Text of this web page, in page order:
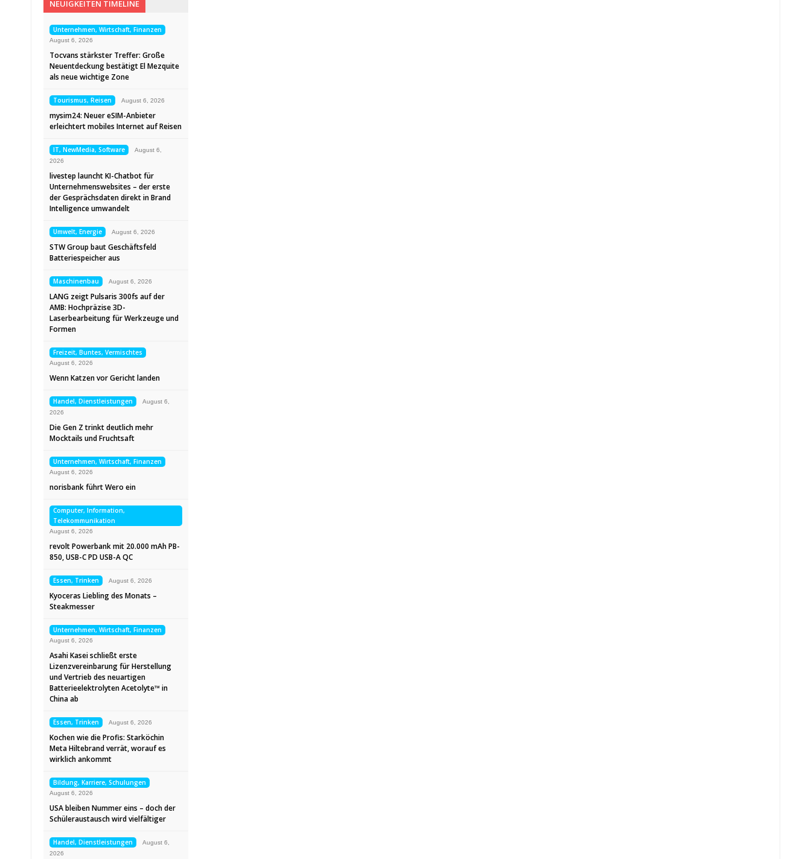
NEUIGKEITEN TIMELINE
Unternehmen, Wirtschaft, Finanzen
August 6, 2026
Tocvans stärkster Treffer: Große
Neuentdeckung bestätigt El Mezquite
als neue wichtige Zone
Tourismus, Reisen August 6, 2026
mysim24: Neuer eSIM-Anbieter
erleichtert mobiles Internet auf Reisen
IT, NewMedia, Software
August 6,
2026
livestep launcht KI-Chatbot für
Unternehmenswebsites – der erste
der Gesprächsdaten direkt in Brand
Intelligence umwandelt
Umwelt, Energie August 6, 2026
STW Group baut Geschäftsfeld
Batteriespeicher aus
Maschinenbau August 6, 2026
LANG zeigt Pulsaris 300fs auf der
AMB: Hochpräzise 3D-
Laserbearbeitung für Werkzeuge und
Formen
Freizeit, Buntes, Vermischtes
August 6, 2026
Wenn Katzen vor Gericht landen
Handel, Dienstleistungen
August 6,
2026
Die Gen Z trinkt deutlich mehr
Mocktails und Fruchtsaft
Unternehmen, Wirtschaft, Finanzen
August 6, 2026
norisbank führt Wero ein
Computer, Information,
Telekommunikation
August 6, 2026
revolt Powerbank mit 20.000 mAh PB-
850, USB-C PD USB-A QC
Essen, Trinken August 6, 2026
Kyoceras Liebling des Monats –
Steakmesser
Unternehmen, Wirtschaft, Finanzen
August 6, 2026
Asahi Kasei schließt erste
Lizenzvereinbarung für Herstellung
und Vertrieb des neuartigen
Batterieelektrolyten Acetolyte™ in
China ab
Essen, Trinken August 6, 2026
Kochen wie die Profis: Starköchin
Meta Hiltebrand verrät, worauf es
wirklich ankommt
Bildung, Karriere, Schulungen
August 6, 2026
USA bleiben Nummer eins – doch der
Schüleraustausch wird vielfältiger
Handel, Dienstleistungen
August 6,
2026